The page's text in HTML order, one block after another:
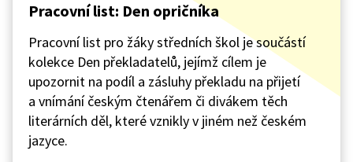
Pracovní list: Den opričníka
Pracovní list pro žáky středních škol je součástí
kolekce Den překladatelů, jejímž cílem je
upozornit na podíl a zásluhy překladu na přijetí
a vnímání českým čtenářem či divákem těch
literárních děl, které vznikly v jiném než českém
jazyce.